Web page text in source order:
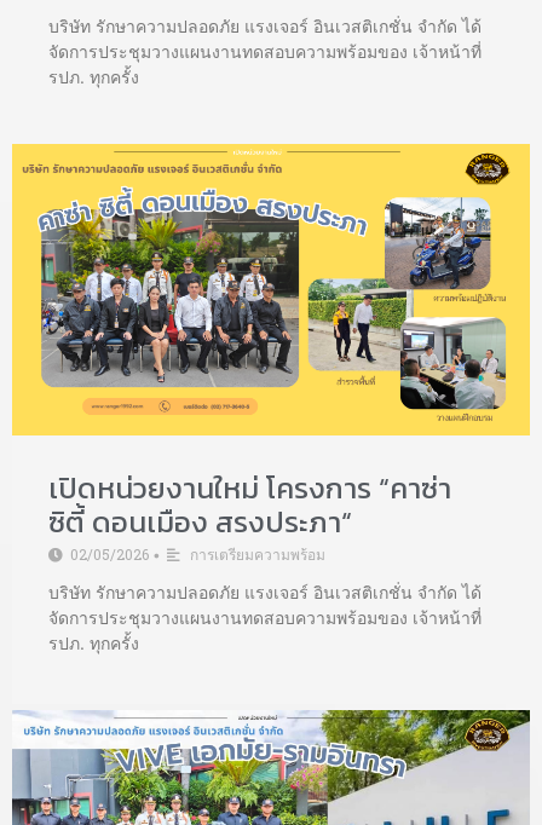
บริษัท รักษาความปลอดภัย แรงเจอร์ อินเวสติเกชั่น จำกัด ได้
จัดการประชุมวางแผนงานทดสอบความพร้อมของ เจ้าหน้าที่
รปภ. ทุกครั้ง
เปิดหน่วยงานใหม่ โครงการ “คาซ่า
ซิตี้ ดอนเมือง สรงประภา“
02/05/2026 • การเตรียมความพร้อม
บริษัท รักษาความปลอดภัย แรงเจอร์ อินเวสติเกชั่น จำกัด ได้
จัดการประชุมวางแผนงานทดสอบความพร้อมของ เจ้าหน้าที่
รปภ. ทุกครั้ง